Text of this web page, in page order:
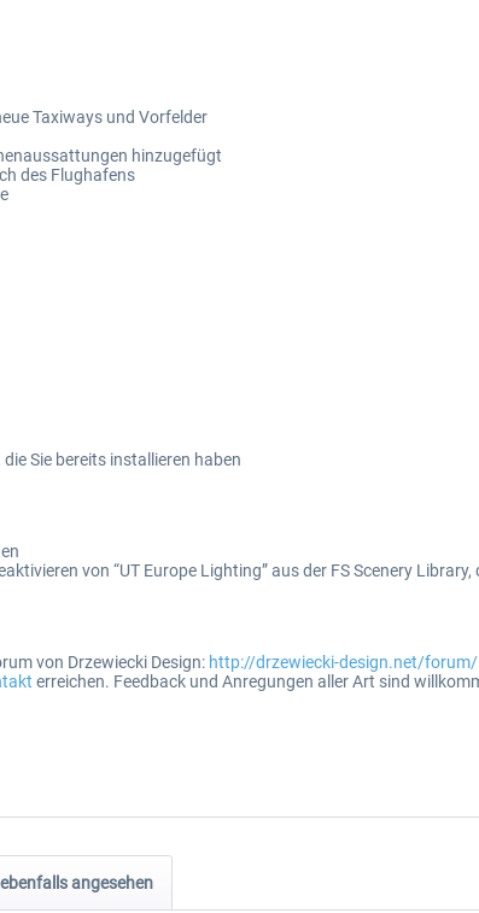
Taxiways und Vorfelder
hinzugefügt
des Flughafens
Sie bereits installieren haben
von “UT Europe Lighting” aus der FS Scenery
von Drzewiecki Design: http://drzewiecki-design.net/forum/
erreichen. Feedback und Anregungen aller Art sind
angesehen